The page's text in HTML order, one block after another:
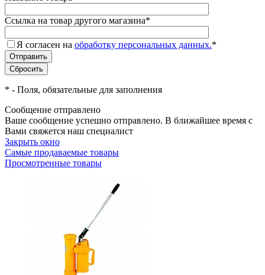
Ссылка на товар другого магазина*
Я согласен на обработку персональных данных.*
* - Поля, обязательные для заполнения
Сообщение отправлено
Ваше сообщение успешно отправлено. В ближайшее время с
Вами свяжется наш специалист
Закрыть окно
Самые продаваемые товары
Просмотренные товары